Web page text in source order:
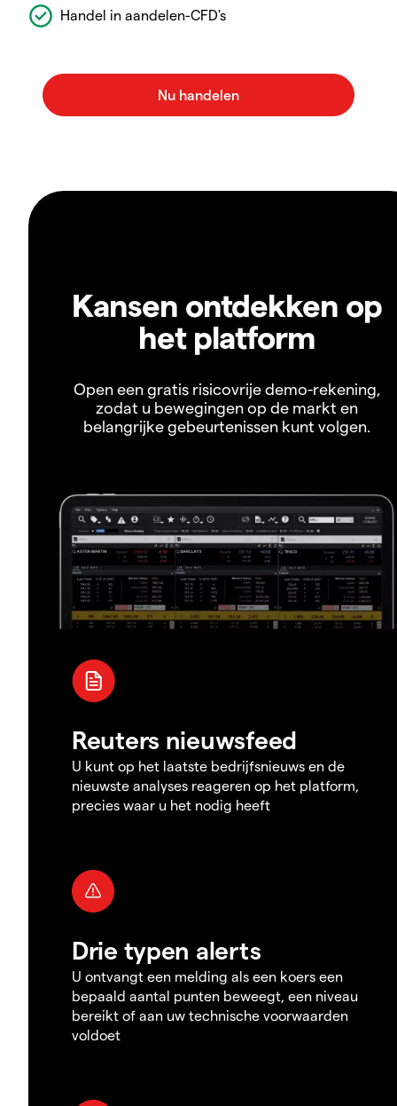
Handel in aandelen-CFD's
Kansen ontdekken op
het platform
Open een gratis risicovrije demo-rekening,
zodat u bewegingen op de markt en
belangrijke gebeurtenissen kunt volgen.
Reuters nieuwsfeed
U kunt op het laatste bedrijfsnieuws en de
nieuwste analyses reageren op het platform,
precies waar u het nodig heeft
Drie typen alerts
U ontvangt een melding als een koers een
bepaald aantal punten beweegt, een niveau
bereikt of aan uw technische voorwaarden
voldoet